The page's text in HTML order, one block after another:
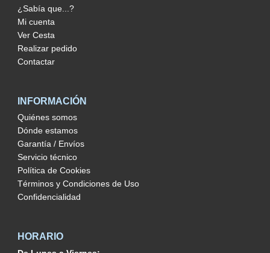
¿Sabía que...?
Mi cuenta
Ver Cesta
Realizar pedido
Contactar
INFORMACIÓN
Quiénes somos
Dónde estamos
Garantía / Envíos
Servicio técnico
Política de Cookies
Términos y Condiciones de Uso
Confidencialidad
HORARIO